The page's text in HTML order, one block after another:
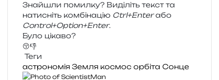
Знайшли помил­ку? Виділіть текст та
нати­сніть ком­бі­на­цію Ctrl+Enterабо
Control+Option+Enter.
Було цікаво?
😚👎
Теги
астрономія Земля космос орбіта Сонце